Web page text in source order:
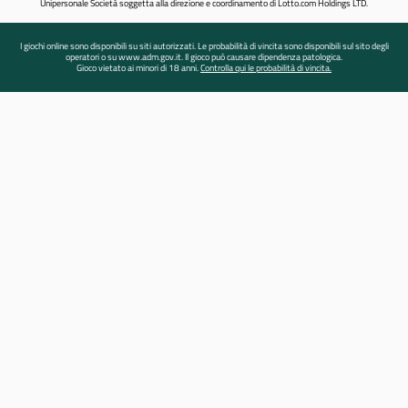
Unipersonale Società soggetta alla direzione e coordinamento di Lotto.com Holdings LTD.
I giochi online sono disponibili su siti autorizzati. Le probabilità di vincita sono disponibili sul sito degli
operatori o su www.adm.gov.it. Il gioco può causare dipendenza patologica.
Gioco vietato ai minori di 18 anni.Controlla qui le probabilità di vincita.